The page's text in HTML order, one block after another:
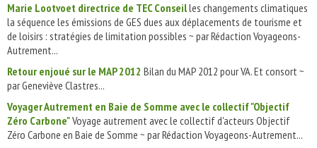
Marie Lootvoet directrice de TEC Conseilles changements climatiques
la séquence les émissions de GES dues aux déplacements de tourisme et
de loisirs : stratégies de limitation possibles ~ par Rédaction Voyageons-
Autrement...
Retour enjoué sur le MAP 2012 Bilan du MAP 2012 pour VA. Et consort ~
par Geneviève Clastres...
Voyager Autrement en Baie de Somme avec le collectif "Objectif
Zéro Carbone"Voyage autrement avec le collectif d'acteurs Objectif
Zéro Carbone en Baie de Somme ~ par Rédaction Voyageons-Autrement...